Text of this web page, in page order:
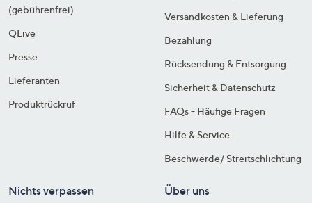
(gebührenfrei)
QLive
Presse
Lieferanten
Produktrückruf
Versandkosten & Lieferung
Bezahlung
Rücksendung & Entsorgung
Sicherheit & Datenschutz
FAQs - Häufige Fragen
Hilfe & Service
Beschwerde/ Streitschlichtung
Nichts verpassen Über uns